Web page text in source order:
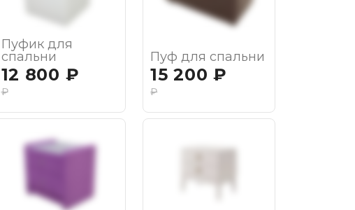
Пуфик для
спальни
12 800 ₽
₽
Пуф для спальни
15 200 ₽
₽